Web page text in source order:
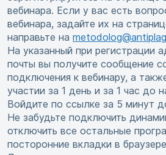
вебинара. Если у вас есть
вебинара, задайте их на
направьте на
На указанный при регистрации
почты вы получите сообщение
подключения к вебинару, а
участии за 1 день и за 1 час до
Войдите по ссылке за 5 минут
Не забудьте подключить
отключить все остальные
посторонние вкладки в